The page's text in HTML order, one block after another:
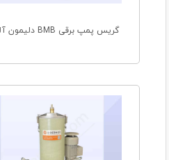
گریس پمپ برقی BMB دلیمون آلمان